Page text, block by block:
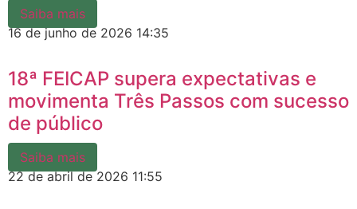
Saiba mais
16 de junho de 2026 14:35
18ª FEICAP supera expectativas e
movimenta Três Passos com sucesso
de público
Saiba mais
22 de abril de 2026 11:55